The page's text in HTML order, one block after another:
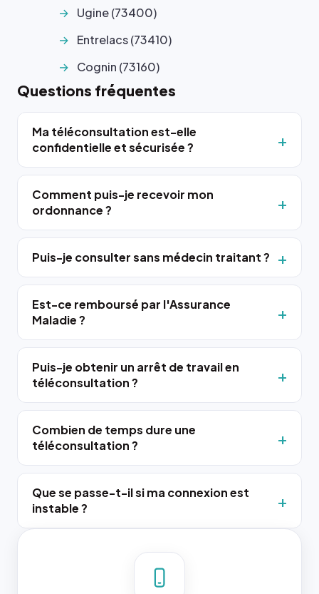
Ugine (73400)
Entrelacs (73410)
Cognin (73160)
Questions fréquentes
Ma téléconsultation est-elle
confidentielle et sécurisée ?
Comment puis-je recevoir mon
ordonnance ?
Puis-je consulter sans médecin traitant ?
Est-ce remboursé par l'Assurance
Maladie ?
Puis-je obtenir un arrêt de travail en
téléconsultation ?
Combien de temps dure une
téléconsultation ?
Que se passe-t-il si ma connexion est
instable ?